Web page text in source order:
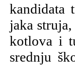
kandidata
jaka
kotlova i
srednju